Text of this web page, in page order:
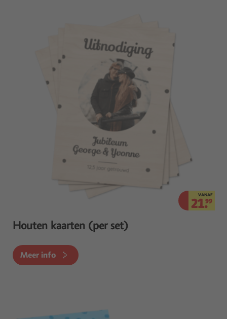
VANAF
21.99
Houten kaarten (per set)
Meer info